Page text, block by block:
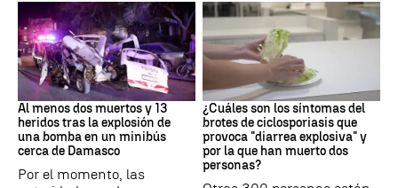
SIRIA
Al menos dos muertos y 13
heridos tras la explosión de
una bomba en un minibús
cerca de Damasco
Por el momento, las
Brote
¿Cuáles son los síntomas del
brotes de ciclosporiasis que
provoca "diarrea explosiva" y
por la que han muerto dos
personas?